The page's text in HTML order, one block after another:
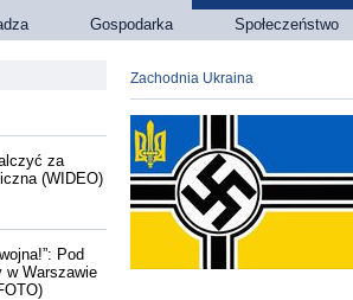
Gospodarka Społeczeństwo
za
(WIDEO)
Pod
w Warszawie
Zachodnia Ukraina